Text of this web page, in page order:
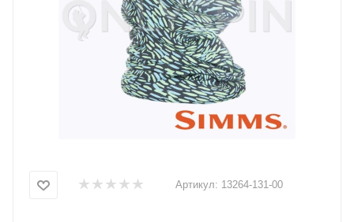
Артикул: 13264-131-00